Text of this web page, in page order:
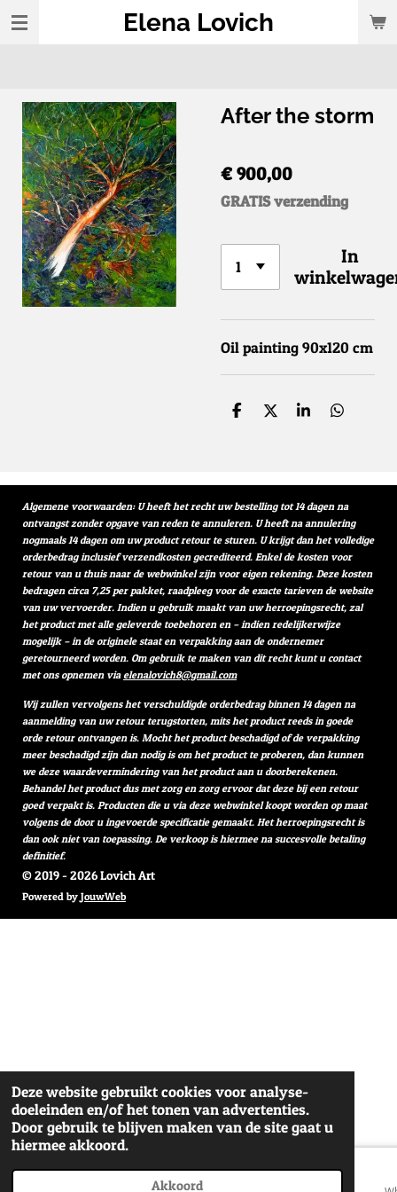
Deze website gebruikt cookies voor analyse-
doeleinden en/of het tonen van advertenties.
Door gebruik te blijven maken van de site gaat u
hiermee akkoord.
Akkoord
Ga
direct
hoofdinhoud
Elena Lovich
After the storm
€ 900,00
GRATIS verzending
In
Oil painting 90x120 cm
D
D
S
D
Algemene voorwaarden: U heeft het recht uw bestelling tot 14 dagen na
ontvangst zonder opgave van reden te annuleren. U heeft na annulering
nogmaals 14 dagen om uw product retour te sturen. U krijgt dan het volledige
orderbedrag inclusief verzendkosten gecrediteerd. Enkel de kosten voor
retour van u thuis naar de webwinkel zijn voor eigen rekening. Deze kosten
bedragen circa 7,25 per pakket, raadpleeg voor de exacte tarieven de website
van uw vervoerder. Indien u gebruik maakt van uw herroepingsrecht, zal
het product met alle geleverde toebehoren en – indien redelijkerwijze
mogelijk – in de originele staat en verpakking aan de ondernemer
geretourneerd worden. Om gebruik te maken van dit recht kunt u contact
met ons opnemen via elenalovich8@gmail.com
Wij zullen vervolgens het verschuldigde orderbedrag binnen 14 dagen na
aanmelding van uw retour terugstorten, mits het product reeds in goede
orde retour ontvangen is. Mocht het product beschadigd of de verpakking
meer beschadigd zijn dan nodig is om het product te proberen, dan kunnen
we deze waardevermindering van het product aan u doorberekenen.
Behandel het product dus met zorg en zorg ervoor dat deze bij een retour
goed verpakt is. Producten die u via deze webwinkel koopt worden op maat
volgens de door u ingevoerde specificatie gemaakt. Het herroepingsrecht is
dan ook niet van toepassing. De verkoop is hiermee na succesvolle betaling
definitief.
© 2019 - 2026 Lovich Art
Powered by JouwWeb